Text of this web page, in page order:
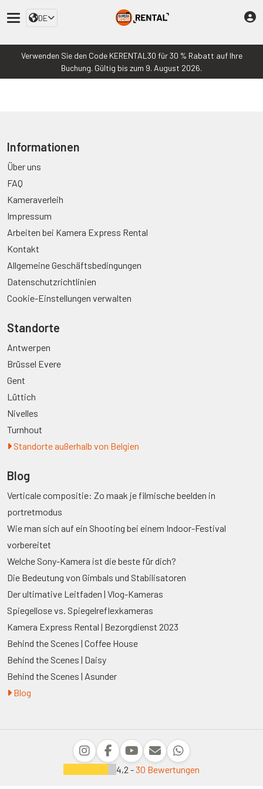
DE
Verwenden Sie den Code KERENTAL30 für 30 % Rabatt auf Ihre
Buchung. Gültig bis zum 9. August 2026.
Informationen
Über uns
FAQ
Kameraverleih
Impressum
Arbeiten bei Kamera Express Rental
Kontakt
Allgemeine Geschäftsbedingungen
Datenschutzrichtlinien
Cookie-Einstellungen verwalten
Standorte
Antwerpen
Brüssel Evere
Gent
Lüttich
Nivelles
Turnhout
Standorte außerhalb von Belgien
Blog
Verticale compositie: Zo maak je filmische beelden in
portretmodus
Wie man sich auf ein Shooting bei einem Indoor-Festival
vorbereitet
Welche Sony-Kamera ist die beste für dich?
Die Bedeutung von Gimbals und Stabilisatoren
Der ultimative Leitfaden | Vlog-Kameras
Spiegellose vs. Spiegelreflexkameras
Kamera Express Rental | Bezorgdienst 2023
Behind the Scenes | Coffee House
Behind the Scenes | Daisy
Behind the Scenes | Asunder
Blog
4,2 -30 Bewertungen